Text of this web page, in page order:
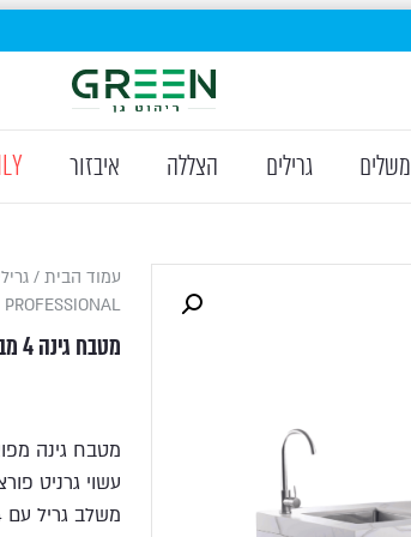
גרילים הצללה איבזור
עמוד הבית /
PROFESSIONAL
מטבח גינה 4 מבערים – אבן PROFESSIONAL